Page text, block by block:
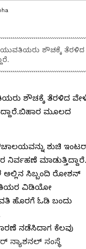
ಶೌಚಕ್ಕೆ ತೆರಳಿದ
ಶೌಚಕ್ಕೆ ತೆರಳಿದ
ಮೂಲದ
ಶುಚಿ
ಮಾಡುತ್ತಿದ್ದಾರೆ.
ಅಲ್ಲಿನ ಸಿಬ್ಬಂದಿ ರೋಶನ್
ವಿಡಿಯೋ
ಹೊರಗೆ ಓಡಿ ಬಂದು
ನಡೆಸಿದಾಗ ಕೆಲವು
ಸಂಸ್ಥೆ